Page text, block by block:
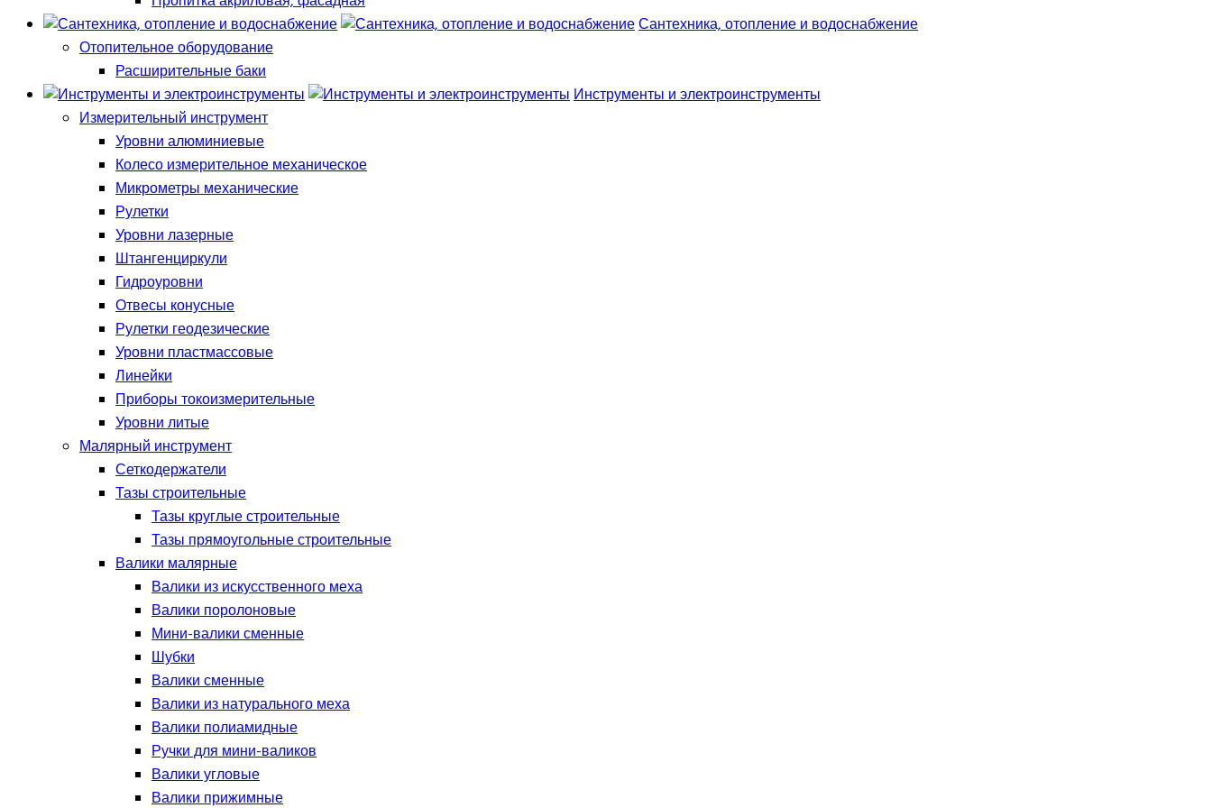
Сантехника, отопление и водоснабжение
Отопительное оборудование
Расширительные баки
Инструменты и электроинструменты
Измерительный инструмент
Уровни алюминиевые
Колесо измерительное механическое
Микрометры механические
Рулетки
Уровни лазерные
Штангенциркули
Гидроуровни
Отвесы конусные
Рулетки геодезические
Уровни пластмассовые
Линейки
Приборы токоизмерительные
Уровни литые
Малярный инструмент
Сеткодержатели
Тазы строительные
Тазы круглые строительные
Тазы прямоугольные строительные
Валики малярные
Валики из искусственного меха
Валики поролоновые
Мини-валики сменные
Шубки
Валики сменные
Валики из натурального меха
Валики полиамидные
Ручки для мини-валиков
Валики угловые
Валики прижимные